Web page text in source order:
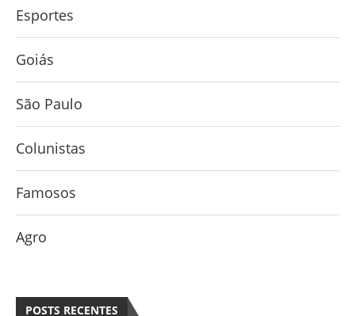
Esportes
Goiás
São Paulo
Colunistas
Famosos
Agro
POSTS RECENTES